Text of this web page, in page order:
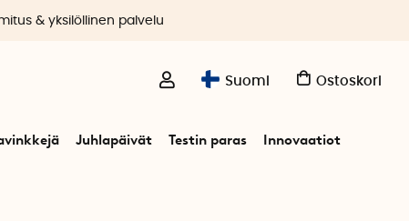
Suomi Ostoskori
Juhlapäivät Testin paras Innovaatiot
& yksilöllinen palvelu